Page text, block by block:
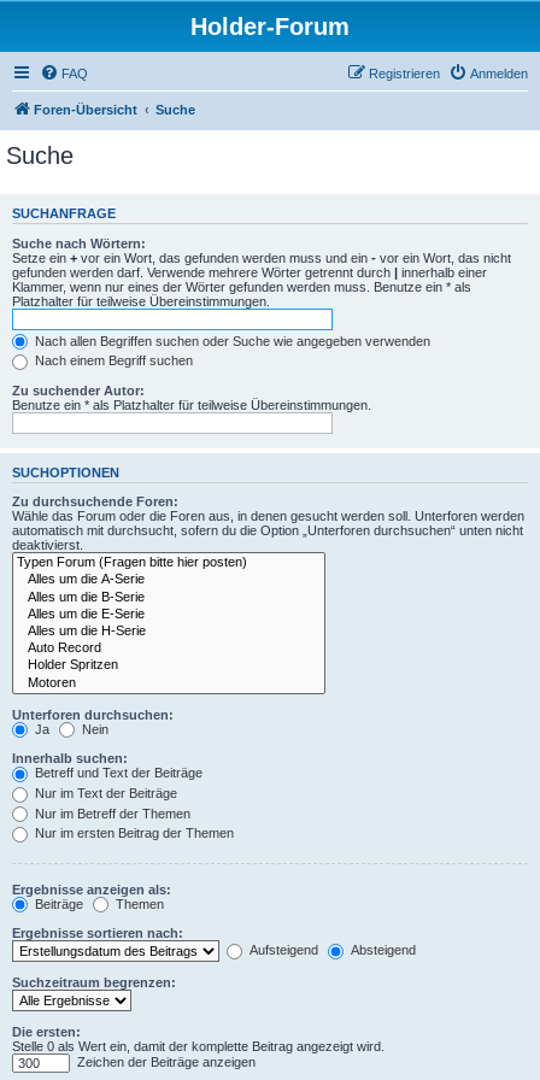
Holder-Forum
FAQ Anmelden
Registrieren
Foren-Übersicht Suche
Suche
SUCHANFRAGE
Suche nach Wörtern:
Setze ein + vor ein Wort, das gefunden werden muss und ein - vor ein Wort, das nicht
gefunden werden darf. Verwende mehrere Wörter getrennt durch | innerhalb einer
Klammer, wenn nur eines der Wörter gefunden werden muss. Benutze ein * als
Platzhalter für teilweise Übereinstimmungen.
Nach allen Begriffen suchen oder Suche wie angegeben verwenden
Nach einem Begriff suchen
Zu suchender Autor:
Benutze ein * als Platzhalter für teilweise Übereinstimmungen.
SUCHOPTIONEN
Zu durchsuchende Foren:
Wähle das Forum oder die Foren aus, in denen gesucht werden soll. Unterforen werden
automatisch mit durchsucht, sofern du die Option „Unterforen durchsuchen“ unten nicht
deaktivierst.
Unterforen durchsuchen:
Ja
Nein
Innerhalb suchen:
Betreff und Text der Beiträge
Nur im Text der Beiträge
Nur im Betreff der Themen
Nur im ersten Beitrag der Themen
Ergebnisse anzeigen als:
Beiträge
Themen
Ergebnisse sortieren nach:
Aufsteigend
Absteigend
Suchzeitraum begrenzen:
Die ersten:
Stelle 0 als Wert ein, damit der komplette Beitrag angezeigt wird.
Zeichen der Beiträge anzeigen